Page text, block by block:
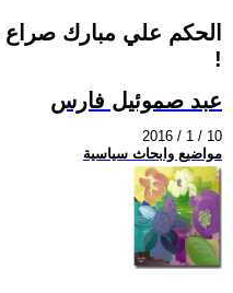
!
عبد صموئيل فارس
2016 / 1 / 10
مواضيع وابحاث سياسية